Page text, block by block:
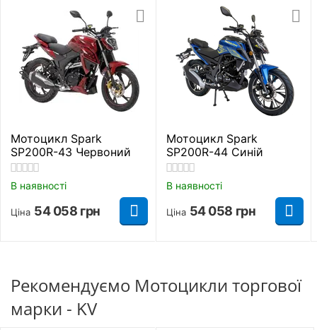
Клас мотоцикла Дорожній
Виробник KV
Тип живлення Бензин
Вантажопідйомність 160 кг.
швидкість
145 км/год.
Головна передача Ланцюгова
Вага
Мотоцикл Spark
SP200R-43 Червоний
В наявності
Ціна 54 058 грн
Мотоцикл Spark
SP200R-44 Синій
В наявності
Ціна 54 058 грн
Рекомендуємо Мотоцикли торгової
марки - KV